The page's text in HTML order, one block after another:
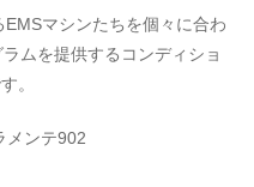
マシンたちを個々に合わ
ムを提供するコンディショ
。
メンテ902